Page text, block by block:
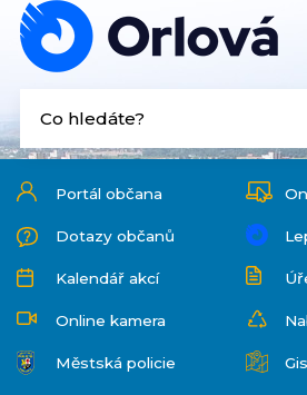
Portál občana
Dotazy občanů
Kalendář akcí
Online kamera
Městská policie